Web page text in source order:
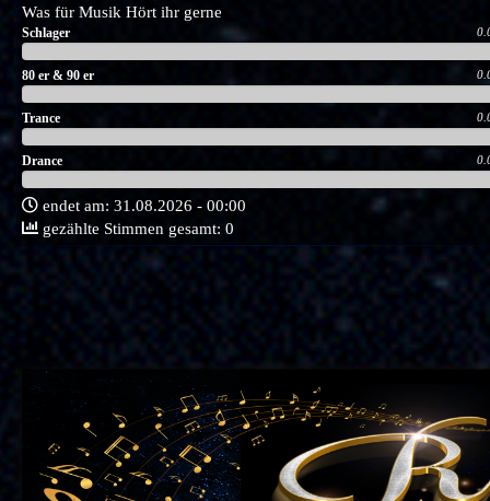
Was für Musik Hört ihr gerne
Schlager
80 er & 90 er
Trance
Drance
endet am: 31.08.2026 - 00:00
gezählte Stimmen gesamt: 0